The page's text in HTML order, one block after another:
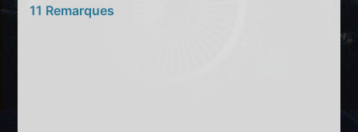
11 Remarques